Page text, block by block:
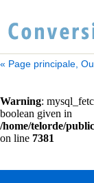
« Page principale,